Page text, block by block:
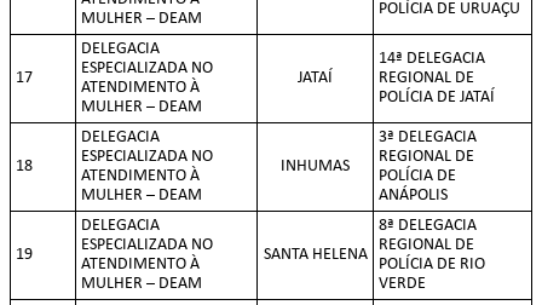
MULHER – DEAM
POLÍCIA DE URUAÇU
17
DELEGACIA
ESPECIALIZADA NO
ATENDIMENTO À
MULHER – DEAM
JATAÍ
14ª DELEGACIA
REGIONAL DE
POLÍCIA DE JATAÍ
18
DELEGACIA
ESPECIALIZADA NO
ATENDIMENTO À
MULHER – DEAM
INHUMAS
3ª DELEGACIA
REGIONAL DE
POLÍCIA DE
ANÁPOLIS
19
DELEGACIA
ESPECIALIZADA NO
ATENDIMENTO À
MULHER – DEAM
SANTA HELENA
8ª DELEGACIA
REGIONAL DE
POLÍCIA DE RIO
VERDE